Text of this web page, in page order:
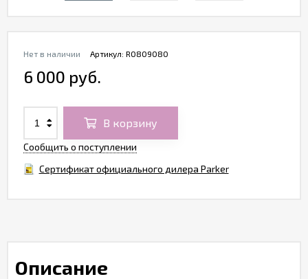
Артикул: R0809080
Нет в наличии
6 000 руб.
В корзину
Сообщить о поступлении
Сертификат официального дилера Parker
Описание